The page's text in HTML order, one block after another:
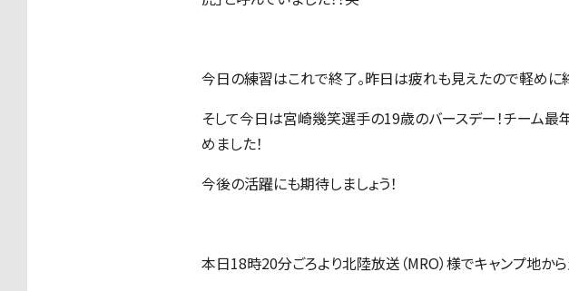
今日の練習はこれで終了。昨日は疲れも見えたので軽めに
そして今日は宮崎幾笑選手の19歳のバースデー！チーム
めました！
今後の活躍にも期待しましょう！
本日18時20分ごろより北陸放送（MRO）様でキャンプ地から